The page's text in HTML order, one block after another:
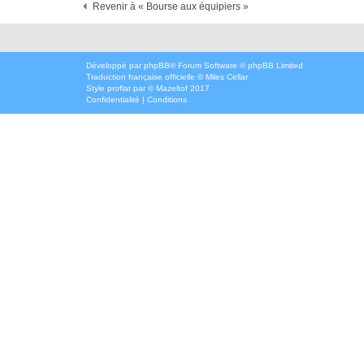
Revenir à « Bourse aux équipiers »
Développé par phpBB® Forum Software © phpBB Limited
Traduction française officielle ©Miles Cellar
Style proflat par ©Mazeltof 2017
Confidentialité | Conditions